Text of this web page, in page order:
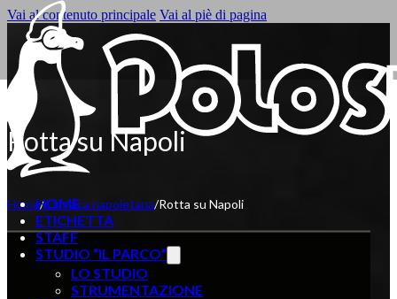
Vai al contenuto principale Vai al piè di pagina
HOME
ETICHETTA
STAFF
STUDIO “IL PARCO”
LO STUDIO
STRUMENTAZIONE
Rotta su Napoli
Home/Classica napoletana/Rotta su Napoli